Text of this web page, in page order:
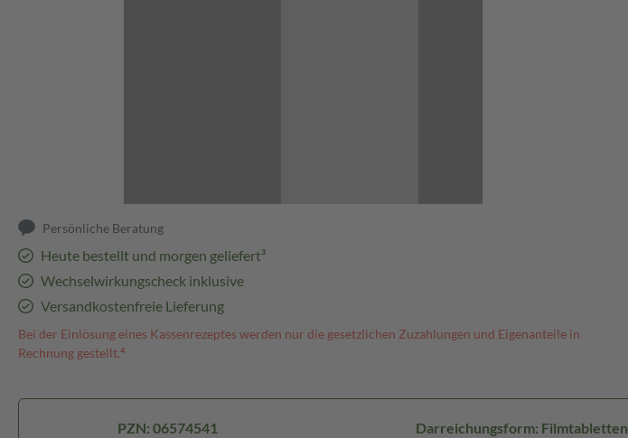
Persönliche Beratung
Heute bestellt und morgen geliefert³
Wechselwirkungscheck inklusive
Versandkostenfreie Lieferung
Bei der Einlösung eines Kassenrezeptes werden nur die gesetzlichen Zuzahlungen und Eigenanteile in
Rechnung gestellt.⁴
PZN: 06574541 Darreichungsform: Filmtabletten